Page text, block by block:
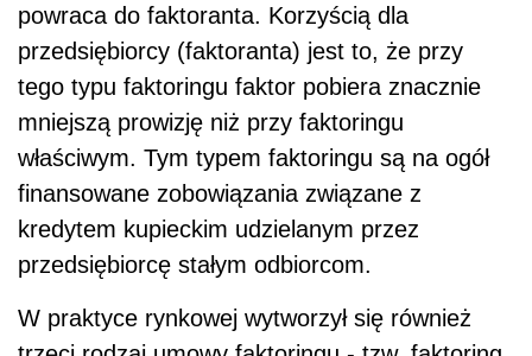
powraca do faktoranta. Korzyścią dla
przedsiębiorcy (faktoranta) jest to, że przy
tego typu faktoringu faktor pobiera znacznie
mniejszą prowizję niż przy faktoringu
właściwym. Tym typem faktoringu są na ogół
finansowane zobowiązania związane z
kredytem kupieckim udzielanym przez
przedsiębiorcę stałym odbiorcom.
W praktyce rynkowej wytworzył się również